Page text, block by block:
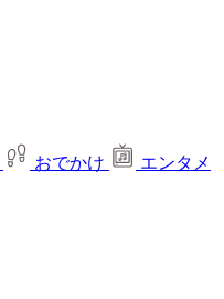
おでかけ
エンタメ